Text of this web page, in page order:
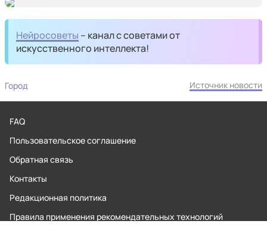
Нейросоветы – канал с советами от
искусственного интеллекта!
Город Источник новости
FAQ
Пользовательское соглашение
Обратная связь
Контакты
Редакционная политика
Правила применения рекомендательных технологий